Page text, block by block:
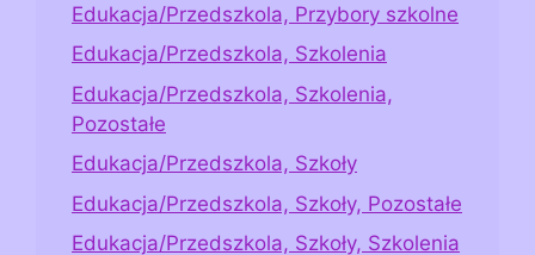
Edukacja/Przedszkola, Przybory szkolne
Edukacja/Przedszkola, Szkolenia
Edukacja/Przedszkola, Szkolenia,
Pozostałe
Edukacja/Przedszkola, Szkoły
Edukacja/Przedszkola, Szkoły, Pozostałe
Edukacja/Przedszkola, Szkoły, Szkolenia